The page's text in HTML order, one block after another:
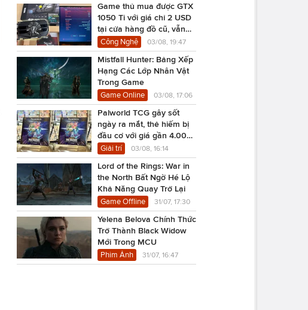
Game thủ mua được GTX
1050 Ti với giá chỉ 2 USD
tại cửa hàng đồ cũ, vẫn
chạy Cyberpunk 2077
Công Nghệ 03/08, 19:47
Mistfall Hunter: Bảng Xếp
Hạng Các Lớp Nhân Vật
Trong Game
Game Online 03/08, 17:06
Palworld TCG gây sốt
ngày ra mắt, thẻ hiếm bị
đầu cơ với giá gần 4.000
USD
Giải trí 03/08, 16:14
Lord of the Rings: War in
the North Bất Ngờ Hé Lộ
Khả Năng Quay Trở Lại
Game Offline 31/07, 17:30
Yelena Belova Chính Thức
Trở Thành Black Widow
Mới Trong MCU
Phim Ảnh 31/07, 16:47